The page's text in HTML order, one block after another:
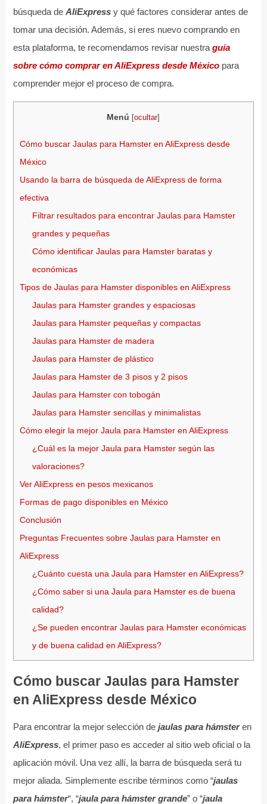
búsqueda de AliExpressy qué factores considerar antes de
tomar una decisión. Además, si eres nuevo comprando en
esta plataforma, te recomendamos revisar nuestra guía
sobre cómo comprar en AliExpress desde México para
comprender mejor el proceso de compra.
Menú [ocultar]
Cómo buscar Jaulas para Hamster en AliExpress desde
México
Usando la barra de búsqueda de AliExpress de forma
efectiva
Filtrar resultados para encontrar Jaulas para Hamster
grandes y pequeñas
Cómo identificar Jaulas para Hamster baratas y
económicas
Tipos de Jaulas para Hamster disponibles en AliExpress
Jaulas para Hamster grandes y espaciosas
Jaulas para Hamster pequeñas y compactas
Jaulas para Hamster de madera
Jaulas para Hamster de plástico
Jaulas para Hamster de 3 pisos y 2 pisos
Jaulas para Hamster con tobogán
Jaulas para Hamster sencillas y minimalistas
Cómo elegir la mejor Jaula para Hamster en AliExpress
¿Cuál es la mejor Jaula para Hamster según las
valoraciones?
Ver AliExpress en pesos mexicanos
Formas de pago disponibles en México
Conclusión
Preguntas Frecuentes sobre Jaulas para Hamster en
AliExpress
¿Cuánto cuesta una Jaula para Hamster en AliExpress?
¿Cómo saber si una Jaula para Hamster es de buena
calidad?
¿Se pueden encontrar Jaulas para Hamster económicas
y de buena calidad en AliExpress?
Cómo buscar Jaulas para Hamster
en AliExpress desde México
Para encontrar la mejor selección de jaulas para hámsteren
AliExpress, el primer paso es acceder al sitio web oficial o la
aplicación móvil. Una vez allí, la barra de búsqueda será tu
mejor aliada. Simplemente escribe términos como “jaulas
para hámster“, “jaula para hámster grande” o “jaula